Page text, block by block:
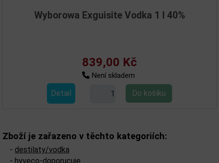
Wyborowa Exguisite Vodka 1 l 40%
839,00 Kč
Není skladem
Detail
Zboží je zařazeno v těchto kategoriích:
- destilaty/vodka
- hyveco-doporucuje